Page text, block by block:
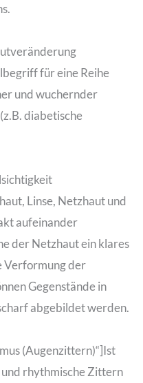
für eine Reihe
und wuchernder
diabetische
Linse, Netzhaut und
aufeinander
der Netzhaut ein klares
Verformung der
Gegenstände in
abgebildet werden.
(Augenzittern)“]Ist
rhythmische Zittern